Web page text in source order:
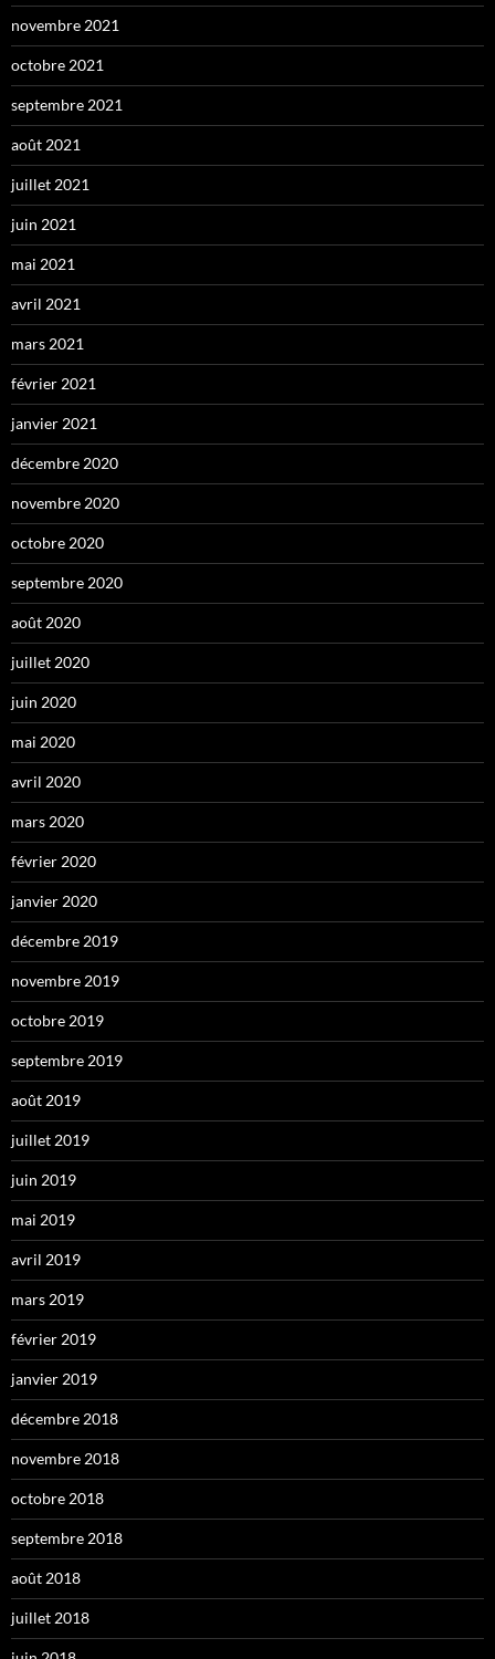
novembre 2021
octobre 2021
septembre 2021
août 2021
juillet 2021
juin 2021
mai 2021
avril 2021
mars 2021
février 2021
janvier 2021
décembre 2020
novembre 2020
octobre 2020
septembre 2020
août 2020
juillet 2020
juin 2020
mai 2020
avril 2020
mars 2020
février 2020
janvier 2020
décembre 2019
novembre 2019
octobre 2019
septembre 2019
août 2019
juillet 2019
juin 2019
mai 2019
avril 2019
mars 2019
février 2019
janvier 2019
décembre 2018
novembre 2018
octobre 2018
septembre 2018
août 2018
juillet 2018